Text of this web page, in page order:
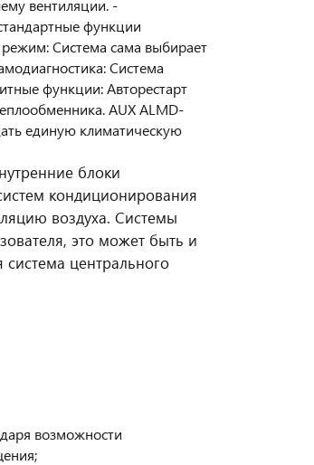
вентиляции. -
функции
Система сама выбирает
Система
функции: Авторестарт
AUX ALMD-
единую климатическую
блоки
кондиционирования
воздуха. Системы
это может быть и
центрального
возможности